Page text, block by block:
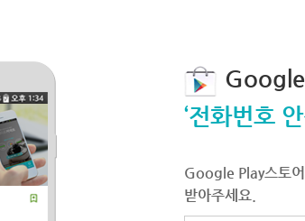
Google
‘전화번호
Google Play스토어
받아주세요.